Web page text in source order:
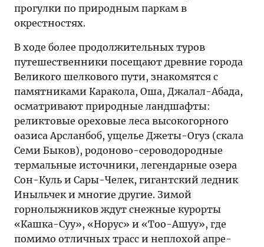
прогулки по природным паркам в
окрестностях.
В ходе более продолжительных туров
путешественники посещают древние города
Великого шелкового пути, знакомятся с
памятниками Каракола, Оша, Джалал-Абада,
осматривают природные ландшафты:
реликтовые ореховые леса высокогорного
оазиса Арсланбоб, ущелье Джеты-Огуз (скала
Семи Быков), родоново-сероводородные
термальные источники, легендарные озера
Сон-Куль и Сары-Челек, гигантский ледник
Иныльчек и многие другие. Зимой
горнолыжников ждут снежные курорты
«Кашка-Суу», «Норус» и «Тоо-Ашуу», где
помимо отличных трасс и неплохой апре-